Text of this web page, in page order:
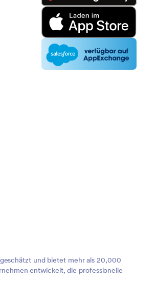
und bietet mehr als 20,000
entwickelt, die professionelle